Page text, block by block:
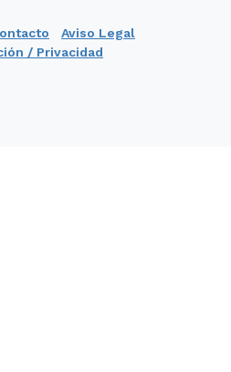
Aviso Legal
/ Privacidad